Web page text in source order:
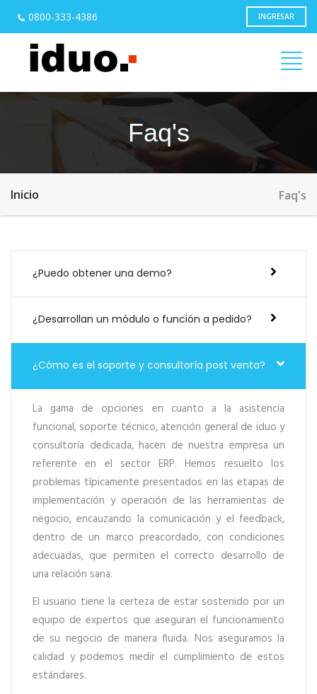
0800-333-4386 INGRESAR
Faq's
Inicio Faq's
¿Puedo obtener una demo?
¿Desarrollan un módulo o función a pedido?
¿Cómo es el soporte y consultoría post venta?
La gama de opciones en cuanto a la asistencia
funcional, soporte técnico, atención general de iduo y
consultoría dedicada, hacen de nuestra empresa un
referente en el sector ERP. Hemos resuelto los
problemas típicamente presentados en las etapas de
implementación y operación de las herramientas de
negocio, encauzando la comunicación y el feedback,
dentro de un marco preacordado, con condiciones
adecuadas, que permiten el correcto desarrollo de
una relación sana.
El usuario tiene la certeza de estar sostenido por un
equipo de expertos que aseguran el funcionamiento
de su negocio de manera fluida. Nos aseguramos la
calidad y podemos medir el cumplimiento de estos
estándares.